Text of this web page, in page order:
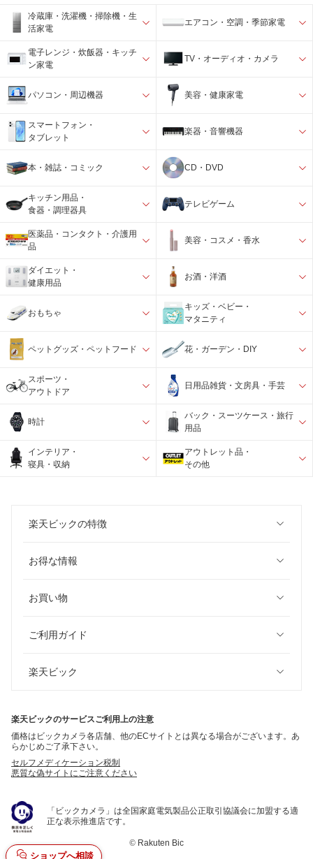
ショップへ相談
冷蔵庫・洗濯機・掃除機・生
活家電
エアコン・空調・季節家電
電子レンジ・炊飯器・キッチ
ン家電
TV・オーディオ・カメラ
パソコン・周辺機器 美容・健康家電
スマートフォン・
タブレット
楽器・音響機器
本・雑誌・コミック CD・DVD
キッチン用品・
食器・調理器具
テレビゲーム
医薬品・コンタクト・介護用
品
美容・コスメ・香水
ダイエット・
健康用品
お酒・洋酒
おもちゃ
キッズ・ベビー・
マタニティ
ペットグッズ・ペットフード 花・ガーデン・DIY
スポーツ・
アウトドア
日用品雑貨・文房具・手芸
時計
バック・スーツケース・旅行
用品
インテリア・
寝具・収納
アウトレット品・
その他
楽天ビックの特徴
お得な情報
お買い物
ご利用ガイド
楽天ビック
楽天ビックのサービスご利用上の注意
価格はビックカメラ各店舗、他のECサイトとは異なる場合がございます。あ
らかじめご了承下さい。
セルフメディケーション税制
悪質な偽サイトにご注意ください
「ビックカメラ」は全国家庭電気製品公正取引協議会に加盟する適
正な表示推進店です。
© Rakuten Bic